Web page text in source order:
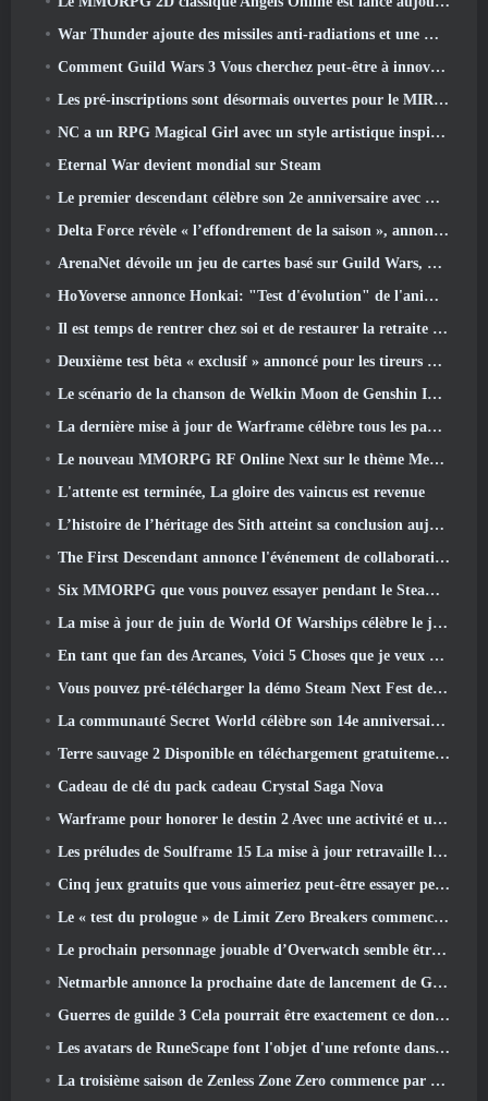
War Thunder ajoute des missiles anti-radiations et une mesure de soutien électronique dans la mise à jour de la cavalerie lourde
Comment Guild Wars 3 Vous cherchez peut-être à innover dans l’espace MMO
Les pré-inscriptions sont désormais ouvertes pour le MIRESI de Smilegate: Un avenir invisible
NC a un RPG Magical Girl avec un style artistique inspiré de l’anime des années 90 en préparation
Eternal War devient mondial sur Steam
Le premier descendant célèbre son 2e anniversaire avec Descendant Fest 2026 Flux
Delta Force révèle « l’effondrement de la saison », annonce la collaboration Rainbow Six Siege
ArenaNet dévoile un jeu de cartes basé sur Guild Wars, Lié par la brume
HoYoverse annonce Honkai: "Test d'évolution" de l'anime Nexus
Il est temps de rentrer chez soi et de restaurer la retraite heureuse là où les vents se rencontrent
Deuxième test bêta « exclusif » annoncé pour les tireurs de survie en équipe qui prennent du temps
Le scénario de la chanson de Welkin Moon de Genshin Impact touche à sa fin.. Sur la Lune
La dernière mise à jour de Warframe célèbre tous les papas de l'espace
Le nouveau MMORPG RF Online Next sur le thème Mech de Netmarble sera lancé à l'échelle mondiale
L'attente est terminée, La gloire des vaincus est revenue
L’histoire de l’héritage des Sith atteint sa conclusion aujourd’hui dans la dernière mise à jour de SWTOR
The First Descendant annonce l'événement de collaboration EVANGELION
Six MMORPG que vous pouvez essayer pendant le Steam Next Fest
La mise à jour de juin de World Of Warships célèbre le jour de l'indépendance des États-Unis avec une nouvelle campagne narrative
En tant que fan des Arcanes, Voici 5 Choses que je veux voir du MMO Riot
Vous pouvez pré-télécharger la démo Steam Next Fest de Embers Of The Uncrowned demain
La communauté Secret World célèbre son 14e anniversaire avec un mystère qu'ils doivent résoudre ensemble
Terre sauvage 2 Disponible en téléchargement gratuitement (Et garde) Pour une durée limitée
Cadeau de clé du pack cadeau Crystal Saga Nova
Warframe pour honorer le destin 2 Avec une activité et un titre spéciaux dans le jeu
Les préludes de Soulframe 15 La mise à jour retravaille le butin et la pêche
Cinq jeux gratuits que vous aimeriez peut-être essayer pendant le Bullet Fest
Le « test du prologue » de Limit Zero Breakers commence aujourd’hui
Le prochain personnage jouable d’Overwatch semble être un chef du crime cyborg surmené
Netmarble annonce la prochaine date de lancement de Global RF Online
Guerres de guilde 3 Cela pourrait être exactement ce dont l’industrie du MMO a besoin en ce moment
Les avatars de RuneScape font l'objet d'une refonte dans la plus grande mise à jour visuelle du jeu au cours des dix dernières années
La troisième saison de Zenless Zone Zero commence par un voyage sur une île de Bangboo dans le ciel, Et vers la plateforme Steam